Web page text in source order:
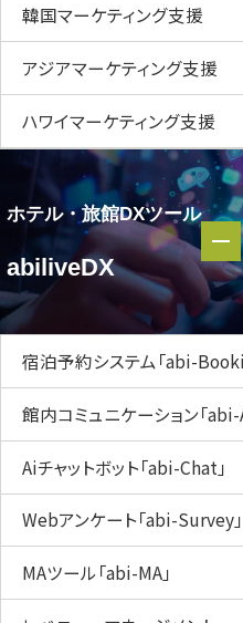
韓国マーケティング支援
アジアマーケティング支援
ハワイマーケティング支援
旅
ホテル・旅館DXツール
abiliveDX
宿泊予約システム 「abi-
館内コミュニケーション「
Aiチャットボット「abi-Chat」
Webアンケート「abi-Survey」
MAツール「abi-MA」